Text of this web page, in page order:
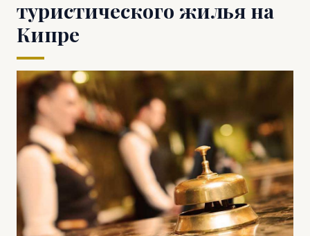
туристического жилья на
Кипре